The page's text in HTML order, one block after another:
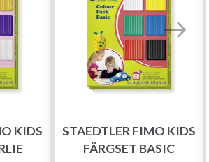
KIDS
STAEDTLER FIMO KIDS
FÄRGSET BASIC